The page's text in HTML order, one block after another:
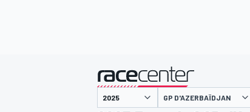
présenté par
GP D'AZERBAÏDJAN